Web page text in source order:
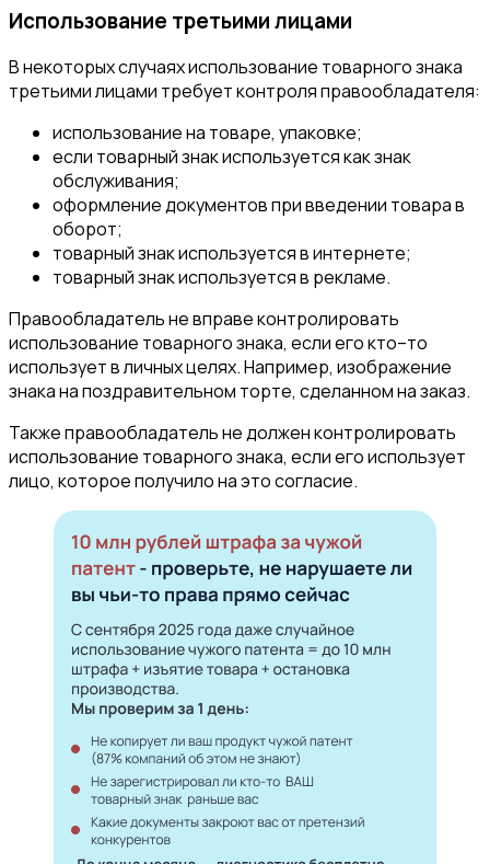
Использование третьими лицами
В некоторых случаях использование товарного знака
третьими лицами требует контроля правообладателя:
использование на товаре, упаковке;
если товарный знак используется как знак
обслуживания;
оформление документов при введении товара в
оборот;
товарный знак используется в интернете;
товарный знак используется в рекламе.
Правообладатель не вправе контролировать
использование товарного знака, если его кто–то
использует в личных целях. Например, изображение
знака на поздравительном торте, сделанном на заказ.
Также правообладатель не должен контролировать
использование товарного знака, если его использует
лицо, которое получило на это согласие.